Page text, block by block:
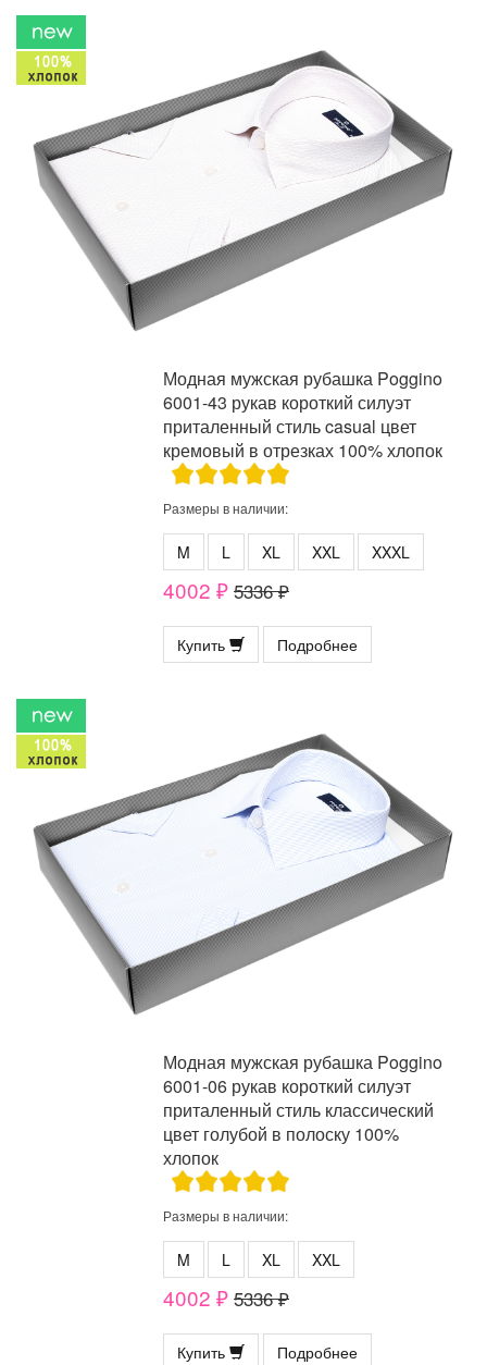
Модная мужская рубашка Poggino
6001-43 рукав короткий силуэт
приталенный стиль casual цвет
кремовый в отрезках 100% хлопок
Размеры в наличии:
M L XL XXL XXXL
4002 ₽ 5336 ₽
Купить Подробнее
Модная мужская рубашка Poggino
6001-06 рукав короткий силуэт
приталенный стиль классический
цвет голубой в полоску 100%
хлопок
Размеры в наличии:
M L XL XXL
4002 ₽ 5336 ₽
Купить Подробнее